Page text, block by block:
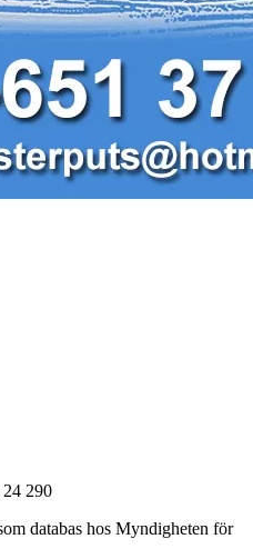
290
databas hos Myndigheten för